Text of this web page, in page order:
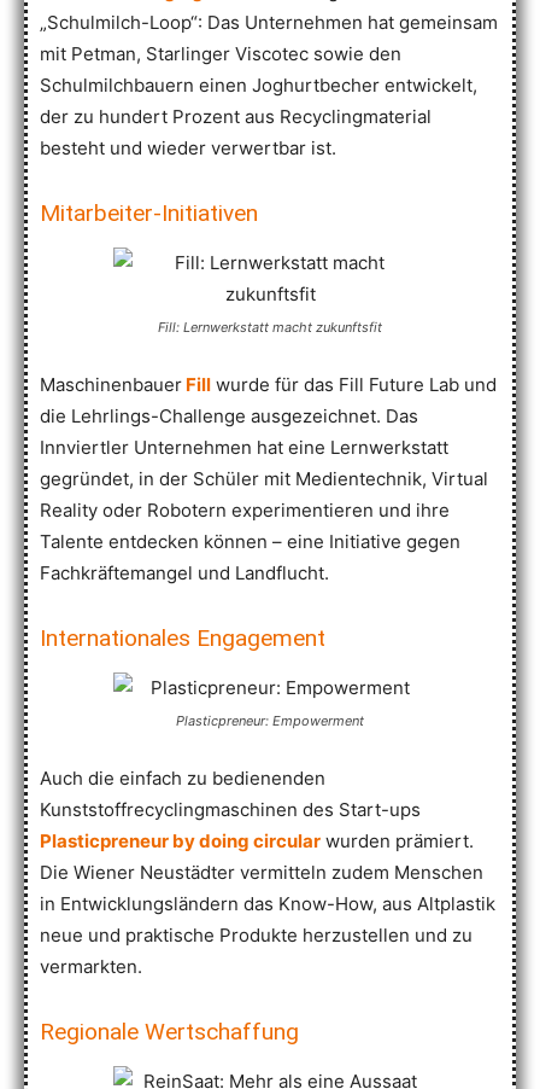
„Schulmilch-Loop“: Das Unternehmen hat gemeinsam
mit Petman, Starlinger Viscotec sowie den
Schulmilchbauern einen Joghurtbecher entwickelt,
der zu hundert Prozent aus Recyclingmaterial
besteht und wieder verwertbar ist.
Mitarbeiter-Initiativen
Fill: Lernwerkstatt macht zukunftsfit
Maschinenbauer Fill wurde für das Fill Future Lab und
die Lehrlings-Challenge ausgezeichnet. Das
Innviertler Unternehmen hat eine Lernwerkstatt
gegründet, in der Schüler mit Medientechnik, Virtual
Reality oder Robotern experimentieren und ihre
Talente entdecken können – eine Initiative gegen
Fachkräftemangel und Landflucht.
Internationales Engagement
Plasticpreneur: Empowerment
Auch die einfach zu bedienenden
Kunststoffrecyclingmaschinen des Start-ups
Plasticpreneur by doing circular wurden prämiert.
Die Wiener Neustädter vermitteln zudem Menschen
in Entwicklungsländern das Know-How, aus Altplastik
neue und praktische Produkte herzustellen und zu
vermarkten.
Regionale Wertschaffung